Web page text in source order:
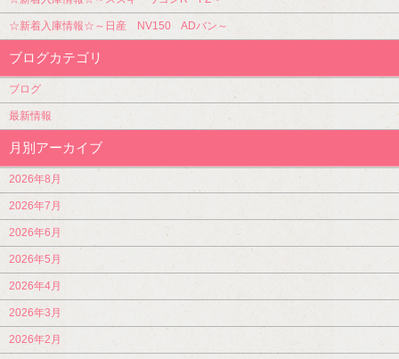
☆新着入庫情報☆～日産 NV150 ADバン～
ブログカテゴリ
ブログ
最新情報
月別アーカイブ
2026年8月
2026年7月
2026年6月
2026年5月
2026年4月
2026年3月
2026年2月